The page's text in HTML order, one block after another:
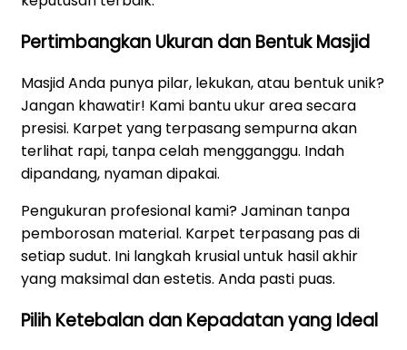
Pertimbangkan Ukuran dan Bentuk Masjid
Masjid Anda punya pilar, lekukan, atau bentuk unik?
Jangan khawatir! Kami bantu ukur area secara
presisi. Karpet yang terpasang sempurna akan
terlihat rapi, tanpa celah mengganggu. Indah
dipandang, nyaman dipakai.
Pengukuran profesional kami? Jaminan tanpa
pemborosan material. Karpet terpasang pas di
setiap sudut. Ini langkah krusial untuk hasil akhir
yang maksimal dan estetis. Anda pasti puas.
Pilih Ketebalan dan Kepadatan yang Ideal